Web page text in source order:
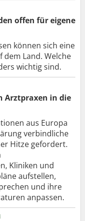
offen für eigene
können sich eine
dem Land. Welche
wichtig sind.
Arztpraxen in die
aus Europa
verbindliche
Hitze gefordert.
Kliniken und
aufstellen,
und ihre
anpassen.